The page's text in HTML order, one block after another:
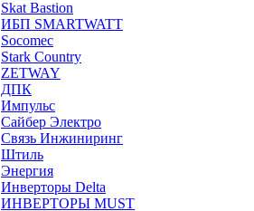
Skat Bastion
ИБП SMARTWATT
Socomec
Stark Country
ZETWAY
ДПК
Импульс
Сайбер Электро
Связь Инжиниринг
Штиль
Энергия
Инверторы Delta
ИНВЕРТОРЫ MUST